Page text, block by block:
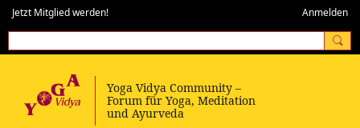
Jetzt Mitglied werden! Anmelden